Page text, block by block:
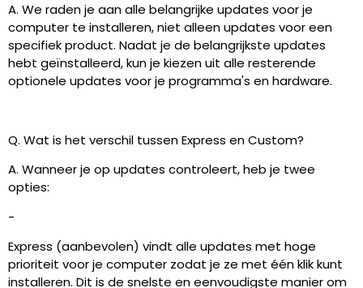
A. We raden je aan alle belangrijke updates voor je
computer te installeren, niet alleen updates voor een
specifiek product. Nadat je de belangrijkste updates
hebt geïnstalleerd, kun je kiezen uit alle resterende
optionele updates voor je programma's en hardware.
Q. Wat is het verschil tussen Express en Custom?
A. Wanneer je op updates controleert, heb je twee
opties:
-
Express (aanbevolen) vindt alle updates met hoge
prioriteit voor je computer zodat je ze met één klik kunt
installeren. Dit is de snelste en eenvoudigste manier om